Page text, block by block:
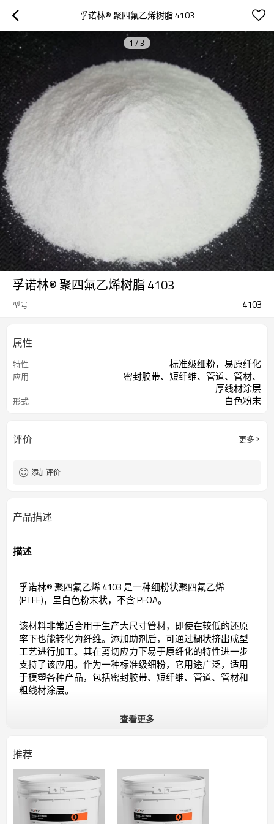
孚诺林® 聚四氟乙烯树脂 4103
1 /3
孚诺林® 聚四氟乙烯树脂 4103
型号 4103
属性
特性 标准级细粉，易原纤化
应用
密封胶带、短纤维、管道、管材、
厚线材涂层
形式 白色粉末
评价 更多
添加评价
产品描述
描述
孚诺林® 聚四氟乙烯 4103 是一种细粉状聚四氟乙烯
(PTFE)，呈白色粉末状，不含 PFOA。
该材料非常适合用于生产大尺寸管材，即使在较低的还原
率下也能转化为纤维。 添加助剂后，可通过糊状挤出成型
工艺进行加工。其在剪切应力下易于原纤化的特性进一步
支持了该应用。 作为一种标准级细粉，它用途广泛，适用
于模塑各种产品，包括密封胶带、短纤维、管道、管材和
粗线材涂层。
常规
特性
标准级细粉，易原纤化
用途
适用于模塑各种产品，包括密封胶
带、短纤维、管道、管材和粗线材涂
查看更多
推荐